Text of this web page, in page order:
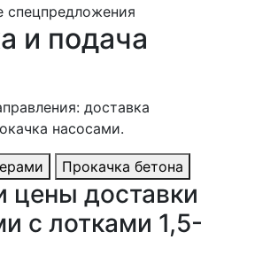
спецпредложения
и подача
доставка
насосами.
Прокачка бетона
цены доставки
с лотками 1,5-